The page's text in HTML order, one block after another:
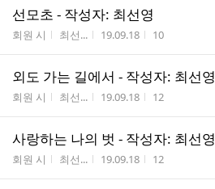
선모초 - 작성자: 최선영
게시판명
회원 시 작성자
최선... 작성시간
19.09.18 조회수
10
외도 가는 길에서 - 작성자: 최선영
게시판명
회원 시 작성자
최선... 작성시간
19.09.18 조회수
12
사랑하는 나의 벗 - 작성자: 최선영
게시판명
회원 시 작성자
최선... 작성시간
19.09.18 조회수
12